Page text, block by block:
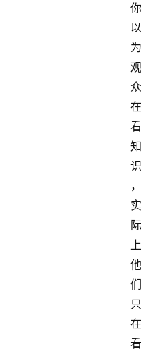
你
以
为
观
众
在
看
知
识
，
实
际
上
他
们
只
在
看